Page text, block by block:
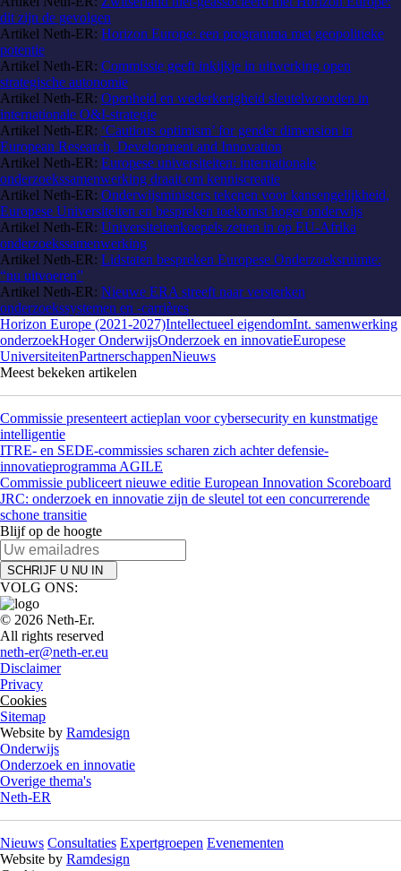
dit zijn de gevolgen
Artikel Neth-ER: Horizon Europe: een programma met geopolitieke
potentie
Artikel Neth-ER: Commissie geeft inkijkje in uitwerking open
strategische autonomie
Artikel Neth-ER: Openheid en wederkerigheid sleutelwoorden in
internationale O&I-strategie
Artikel Neth-ER: ‘Cautious optimism’ for gender dimension in
European Research, Development and Innovation
Artikel Neth-ER: Europese universiteiten: internationale
onderzoekssamenwerking draait om kenniscreatie
Artikel Neth-ER: Onderwijsministers tekenen voor kansengelijkheid,
Europese Universiteiten en bespreken toekomst hoger onderwijs
Artikel Neth-ER: Universiteitenkoepels zetten in op EU-Afrika
onderzoekssamenwerking
Artikel Neth-ER: Lidstaten bespreken Europese Onderzoeksruimte:
“nu uitvoeren”
Artikel Neth-ER: Nieuwe ERA streeft naar versterken
onderzoekssystemen en -carrières
Horizon Europe (2021-2027)Intellectueel eigendomInt. samenwerking
onderzoekHoger OnderwijsOnderzoek en innovatieEuropese
UniversiteitenPartnerschappenNieuws
Meest bekeken artikelen
Commissie presenteert actieplan voor cybersecurity en kunstmatige
intelligentie
ITRE- en SEDE-commissies scharen zich achter defensie-
innovatieprogramma AGILE
Commissie publiceert nieuwe editie European Innovation Scoreboard
JRC: onderzoek en innovatie zijn de sleutel tot een concurrerende
schone transitie
Blijf op de hoogte
SCHRIJF U NU IN
VOLG ONS:
© 2026 Neth-Er.
All rights reserved
neth-er@neth-er.eu
Disclaimer
Privacy
Cookies
Sitemap
Website by Ramdesign
Onderwijs
Onderzoek en innovatie
Overige thema's
Neth-ER
Nieuws Consultaties Expertgroepen Evenementen
Website by Ramdesign